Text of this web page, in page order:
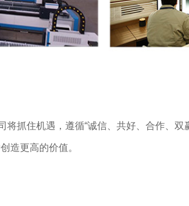
抓住机遇，遵循“诚信、共好、合作、双
造更高的价值。